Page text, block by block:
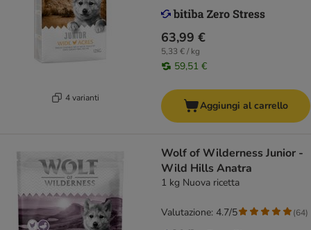
4 varianti
63,99 €
5,33 € / kg
59,51 €
Aggiungi al carrello
Wolf of Wilderness Junior -
Wild Hills Anatra
1 kg Nuova ricetta
Valutazione: 4.7/5 (64)